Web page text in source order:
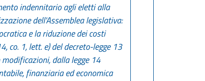
indennitario agli eletti alla
dell'Assemblea legislativa:
e la riduzione dei costi
co. 1, lett. e) del decreto-legge 13
dalla legge 14
finanziaria ed economica